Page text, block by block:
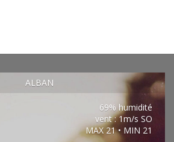
ALBAN
69% humidité
vent : 1m/s SO
MAX 21 • MIN 21